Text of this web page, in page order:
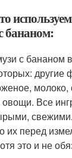
бананом:
с бананом
другие
молоко,
Все
их перед
это и не